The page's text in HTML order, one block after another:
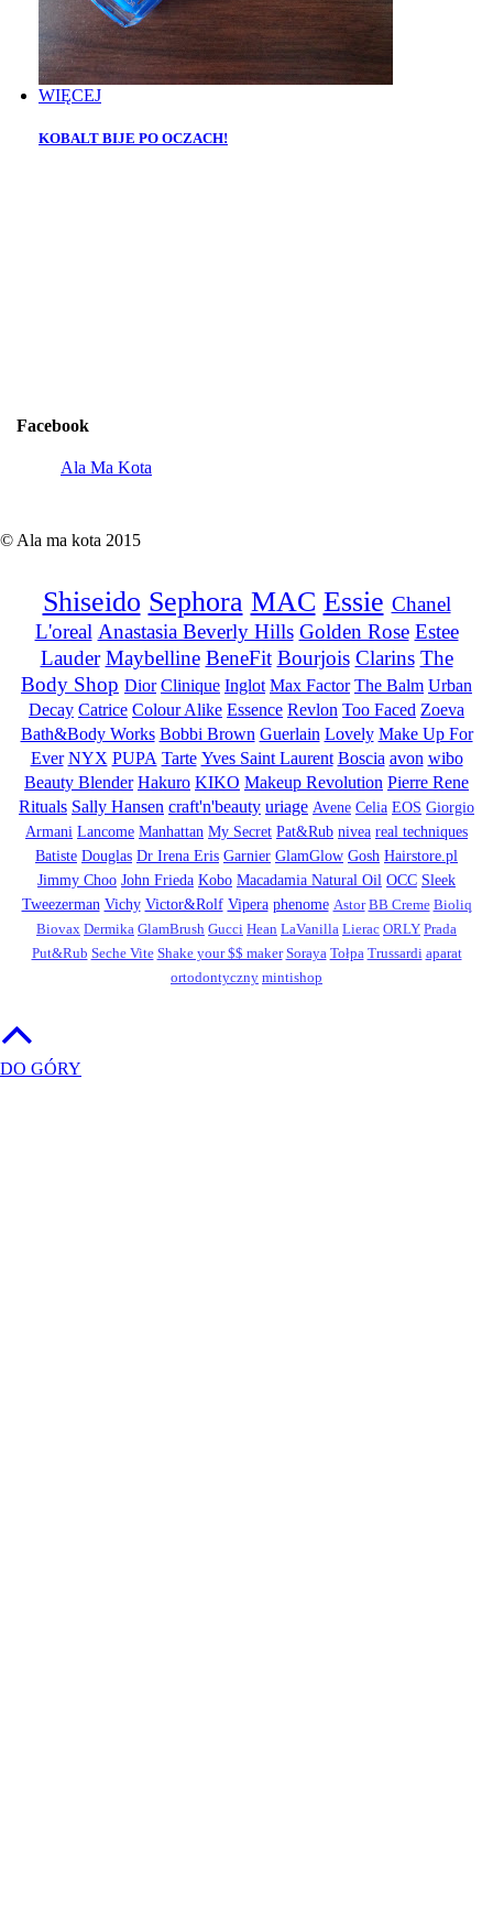
WIĘCEJ
KOBALT BIJE PO OCZACH!
Facebook
Ala Ma Kota
© Ala ma kota 2015
Shiseido Sephora MAC Essie Chanel
L'oreal Anastasia Beverly Hills Golden Rose Estee
Lauder Maybelline BeneFit Bourjois Clarins The
Body Shop Dior Clinique Inglot Max Factor The Balm Urban
Decay Catrice Colour Alike Essence Revlon Too Faced Zoeva
Bath&Body Works Bobbi Brown Guerlain Lovely Make Up For
Ever NYX PUPA Tarte Yves Saint Laurent Boscia avon wibo
Beauty Blender Hakuro KIKO Makeup Revolution Pierre Rene
Rituals Sally Hansen craft'n'beauty uriage Avene Celia EOS Giorgio
Armani Lancome Manhattan My Secret Pat&Rub nivea real techniques
Batiste Douglas Dr Irena Eris Garnier GlamGlow Gosh Hairstore.pl
Jimmy Choo John Frieda Kobo Macadamia Natural Oil OCC Sleek
Tweezerman Vichy Victor&Rolf Vipera phenome Astor BB Creme Bioliq
Biovax Dermika GlamBrush Gucci Hean LaVanilla Lierac ORLY Prada
Put&Rub Seche Vite Shake your $$ maker Soraya Tołpa Trussardi aparat
ortodontyczny mintishop
DO GÓRY